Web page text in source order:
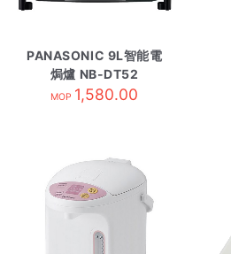
PANASONIC 9L智能電
焗爐 NB-DT52
MOP 1,580.00